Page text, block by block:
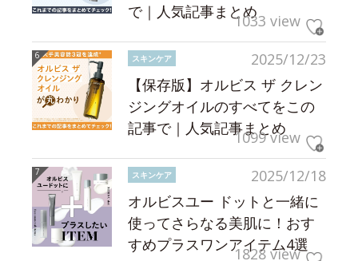
で｜人気記事まとめ1033 view
2025/12/23
スキンケア
【保存版】オルビス ザ クレン
ジングオイルのすべてをこの
記事で｜人気記事まとめ
1099 view
2025/12/18
スキンケア
オルビスユー ドットと一緒に
使ってさらなる美肌に！おす
すめプラスワンアイテム4選
1828 view